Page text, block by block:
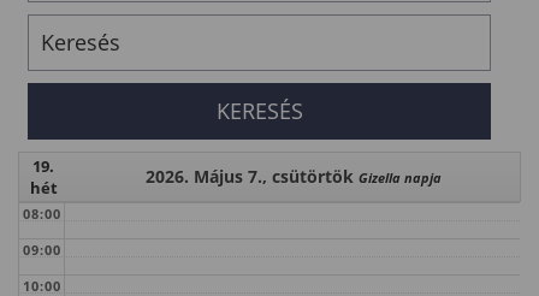
19.
hét
2026. Május 7., csütörtök Gizella napja
08:00
09:00
10:00